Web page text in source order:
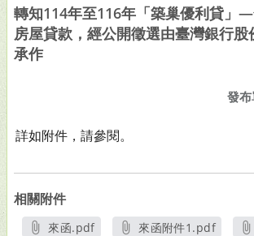
轉知114年至116年「築巢優利貸」
房屋貸款，經公開徵選由臺灣銀行
承作
發布
詳如附件，請參閱。
相關附件
來函.pdf
來函附件1.pdf